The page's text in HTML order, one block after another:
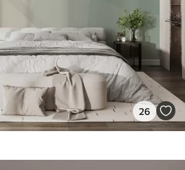
26